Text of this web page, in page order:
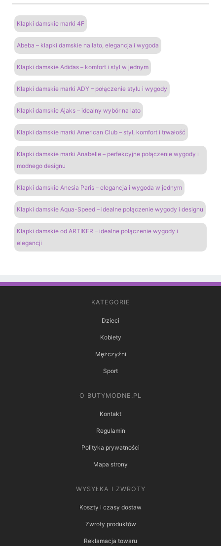
Klapki damskie marki 4F
Abeba – klapki damskie na lato, elegancja i wygoda
Klapki damskie Adidas – komfort i styl w jednym
Klapki damskie marki ADY – połączenie stylu i wygody
Klapki damskie Ajaks – idealny wybór na lato
Klapki damskie marki American Club – styl, komfort i trwałość
Klapki damskie marki Anabelle – perfekcyjne połączenie wygody i
modnego designu
Klapki damskie Anesia Paris – elegancja i wygoda w jednym
Klapki damskie Aqua-Speed – idealne połączenie wygody i designu
Klapki damskie od ARTIKER – idealne połączenie wygody i
elegancji
KATEGORIE
Dzieci
Kobiety
Mężczyźni
Sport
O BUTYMODNE.PL
Kontakt
Regulamin
Polityka prywatności
Mapa strony
WYSYŁKA I ZWROTY
Koszty i czasy dostaw
Zwroty produktów
Reklamacja towaru